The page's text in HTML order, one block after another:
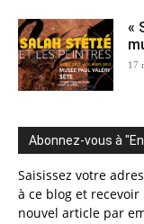
«
17
Abonnez-vous à
Saisissez votre
à ce blog et
nouvel article par